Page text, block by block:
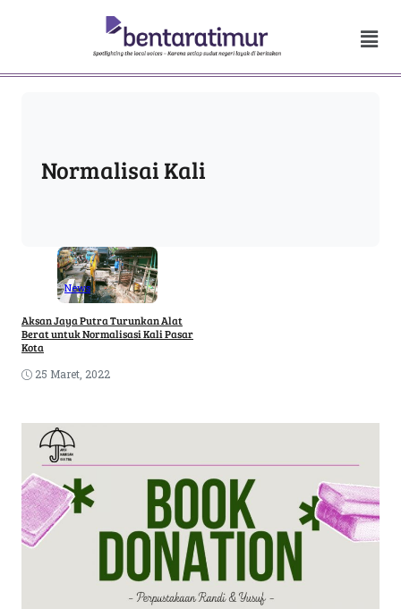
Normalisai Kali
News
Aksan Jaya Putra Turunkan Alat
Berat untuk Normalisasi Kali Pasar
Kota
25 Maret, 2022